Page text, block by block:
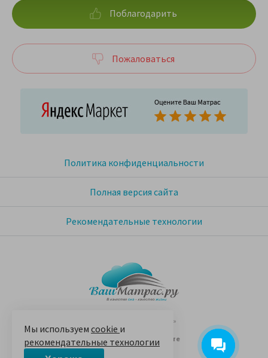
© 2005-2026 «Ваш матрас»
14 лет на Яндекс.Маркете
Политика конфиденциальности
Полная версия сайта
Рекомендательные технологии
Поблагодарить
Пожаловаться
Мы используем cookie и
рекомендательные технологии